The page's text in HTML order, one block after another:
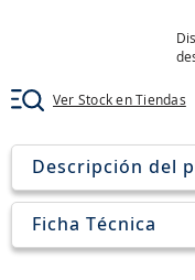
Ver Stock en Tiendas
Descripción del
Ficha Técnica
10
jockey john deere